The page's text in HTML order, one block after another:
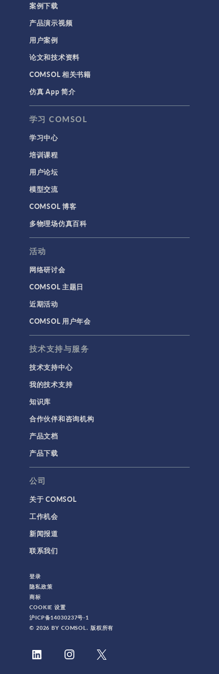
案例下载
产品演示视频
用户案例
论文和技术资料
COMSOL 相关书籍
仿真 App 简介
学习 COMSOL
学习中心
培训课程
用户论坛
模型交流
COMSOL 博客
多物理场仿真百科
活动
网络研讨会
COMSOL 主题日
近期活动
COMSOL 用户年会
技术支持与服务
技术支持中心
我的技术支持
知识库
合作伙伴和咨询机构
产品文档
产品下载
公司
关于 COMSOL
工作机会
新闻报道
联系我们
登录
隐私政策
商标
COOKIE 设置
沪ICP备14030237号-1
© 2026 BY COMSOL. 版权所有